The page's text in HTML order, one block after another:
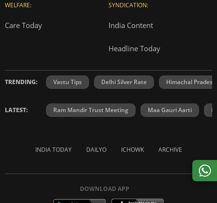
WELFARE:
Care Today
SYNDICATION:
India Content
Headline Today
TRENDING: Vastu Tips Delhi Silver Rate Himachal
LATEST: Ram Mandir Trust Meeting Maa Gauri Aarti
INDIA TODAY DAILYO ICHOWK ARCHIVE
DOWNLOAD APP